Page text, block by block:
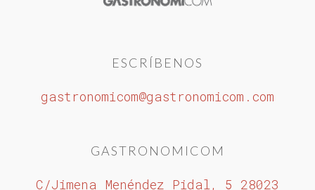
ESCRÍBENOS
gastronomicom@gastronomicom.com
GASTRONOMICOM
C/Jimena Menéndez Pidal, 5 28023